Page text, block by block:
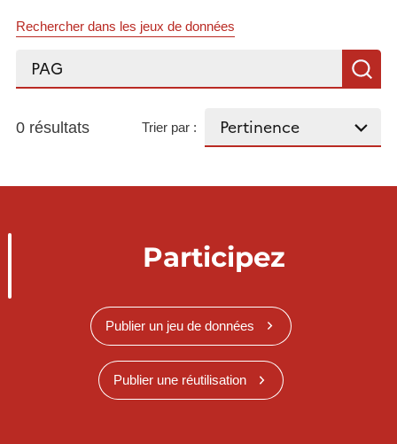
Rechercher dans les jeux de données
Rechercher...
0 résultats Trier par :
Participez
Publier un jeu de données
Publier une réutilisation